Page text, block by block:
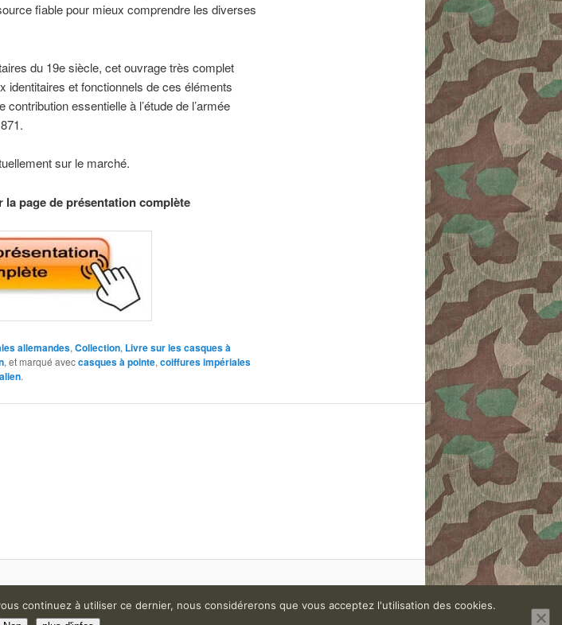
fiable pour mieux comprendre les diverses
du 19e siècle, cet ouvrage très complet
identitaires et fonctionnels de ces éléments
essentielle à l’étude de l’armée
sur le marché.
page de présentation complète
allemandes, Collection, Livre sur les casques à
, et marqué aveccasques à pointe, coiffures impériales
.
continuez à utiliser ce dernier, nous considérerons que vous acceptez l'utilisation des cookies.